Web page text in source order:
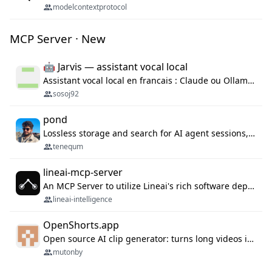
modelcontextprotocol
MCP Server · New
🤖 Jarvis — assistant vocal local
Assistant vocal local en francais : Claude ou Ollama (offline), domotique Hue, OBS, agenda, navigateur, appels Twilio, serveur MCP. Python.
sosoj92
pond
Lossless storage and search for AI agent sessions, across every agentic client.
tenequm
lineai-mcp-server
An MCP Server to utilize Lineai's rich software dependency data in your AI programming assistant.
lineai-intelligence
OpenShorts.app
Open source AI clip generator: turns long videos into viral 9:16 shorts with AI moment detection, face tracking, subtitles and dubbing. Self-host free with Docker (MIT), or use the cloud with GPU speed from $12/mo. MCP server and API for AI agents.
mutonby